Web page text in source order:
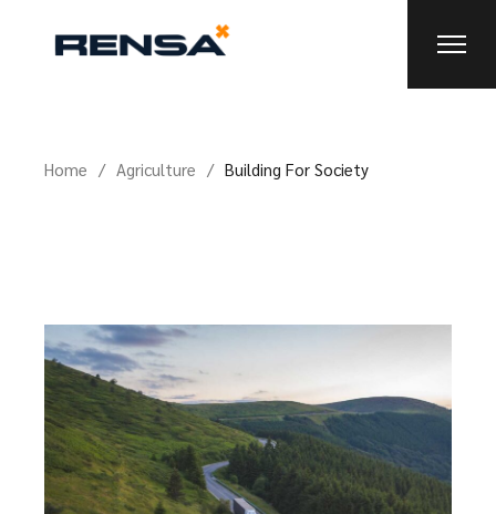
Home Agriculture Building For Society